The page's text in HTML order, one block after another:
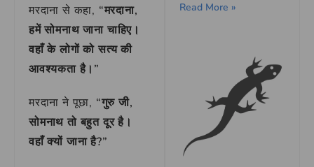
मरदाना से कहा, “मरदाना,
हमें सोमनाथ जाना चाहिए।
वहाँ के लोगों को सत्य की
आवश्यकता है।”
मरदाना ने पूछा, “गुरु जी,
सोमनाथ तो बहुत दूर है।
वहाँ क्यों जाना है?”
Read More »